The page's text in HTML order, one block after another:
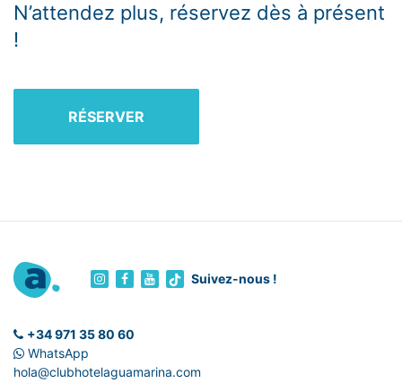
N’attendez plus, réservez dès à présent
!
RÉSERVER
Suivez-nous !
+34 971 35 80 60
WhatsApp
hola@clubhotelaguamarina.com